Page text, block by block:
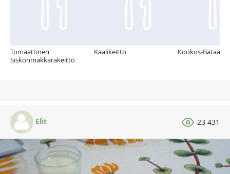
Tomaattinen
Siskonmakkarakeitto
Kaalikeitto Kookos-
Elit 23 431